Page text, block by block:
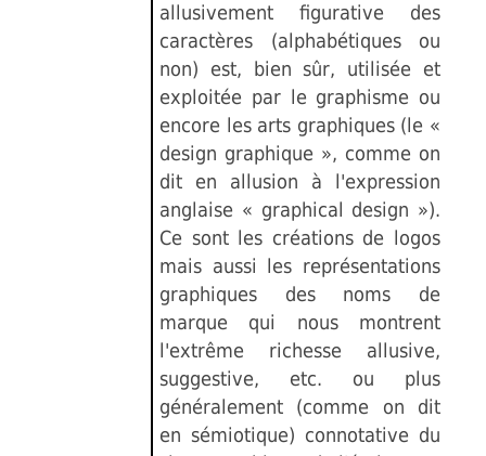
allusivement figurative des
caractères (alphabétiques ou
non) est, bien sûr, utilisée et
exploitée par le graphisme ou
encore les arts graphiques (le «
design graphique », comme on
dit en allusion à l'expression
anglaise « graphical design »).
Ce sont les créations de logos
mais aussi les représentations
graphiques des noms de
marque qui nous montrent
l'extrême richesse allusive,
suggestive, etc. ou plus
généralement (comme on dit
en sémiotique) connotative du